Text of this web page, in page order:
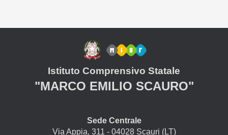
Istituto Comprensivo Statale
"MARCO EMILIO SCAURO"
Sede Centrale
Via Appia, 311 - 04028 Scauri (LT)